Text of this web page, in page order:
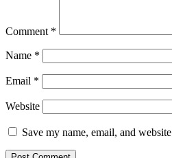
Comment *
Name *
Email *
Website
Save my name, email, and